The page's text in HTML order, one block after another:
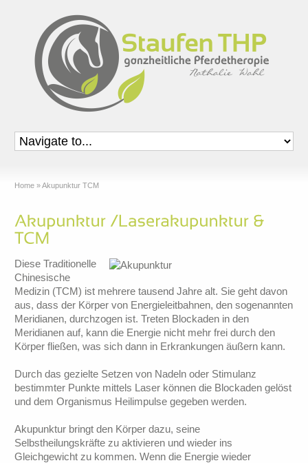
Home »Akupunktur TCM
Diese Traditionelle
Chinesische
Medizin (TCM) ist mehrere tausend Jahre alt. Sie geht davon
aus, dass der Körper von Energieleitbahnen, den sogenannten
Meridianen, durchzogen ist. Treten Blockaden in den
Meridianen auf, kann die Energie nicht mehr frei durch den
Körper fließen, was sich dann in Erkrankungen äußern kann.
Durch das gezielte Setzen von Nadeln oder Stimulanz
bestimmter Punkte mittels Laser können die Blockaden gelöst
und dem Organismus Heilimpulse gegeben werden.
Akupunktur bringt den Körper dazu, seine
Selbstheilungskräfte zu aktivieren und wieder ins
Gleichgewicht zu kommen. Wenn die Energie wieder